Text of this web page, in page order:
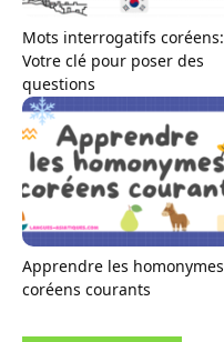
Mots interrogatifs coréens:
Votre clé pour poser des
questions
Apprendre les homonymes
coréens courants